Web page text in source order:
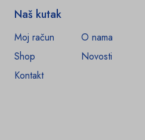
Naš kutak
Moj račun
O nama
Shop
Novosti
Kontakt